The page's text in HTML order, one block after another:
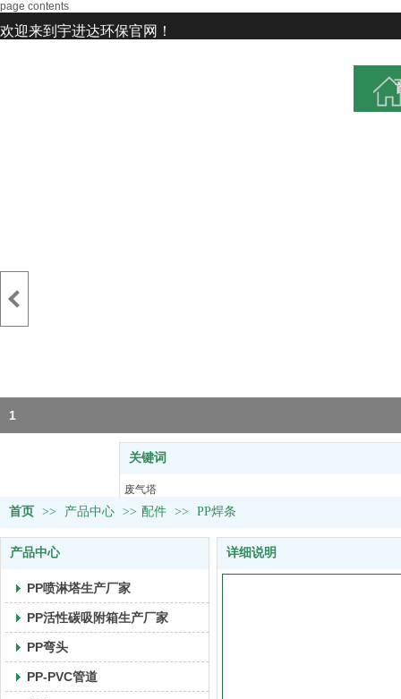
page contents
欢迎来到宇进达环保官网！
1
关键词
废气塔
塑料U型槽
首页 >> 产品中心 >> 配件 >> PP焊条
产品中心
PP喷淋塔生产厂家
PP活性碳吸附箱生产厂家
PP弯头
PP-PVC管道
详细说明